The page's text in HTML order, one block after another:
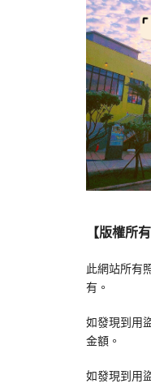
【版權所
此網站所有
有。
如發現到用
金額。
如發現到用